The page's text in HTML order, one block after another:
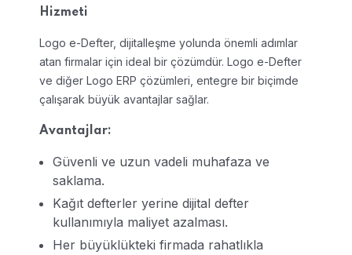
Hizmeti
Logo e-Defter, dijitalleşme yolunda önemli adımlar
atan firmalar için ideal bir çözümdür. Logo e-Defter
ve diğer Logo ERP çözümleri, entegre bir biçimde
çalışarak büyük avantajlar sağlar.
Avantajlar:
Güvenli ve uzun vadeli muhafaza ve
saklama.
Kağıt defterler yerine dijital defter
kullanımıyla maliyet azalması.
Her büyüklükteki firmada rahatlıkla